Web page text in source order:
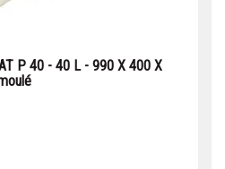
P 40 - 40 L - 990 X 400 X